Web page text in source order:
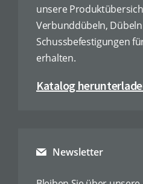
unsere
Verbunddübeln,
Schussbefestigungen
erhalten.
Katalog
Newsletter